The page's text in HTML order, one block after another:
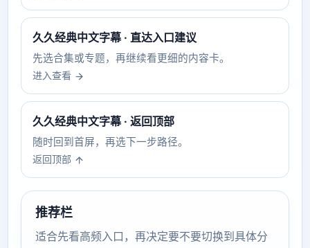
久久经典中文字幕 · 直达入口建议
先选合集或专题，再继续看更细的内容卡。
进入查看
久久经典中文字幕 · 返回顶部
随时回到首屏，再选下一步路径。
返回顶部
推荐栏
适合先看高频入口，再决定要不要切换到具体分